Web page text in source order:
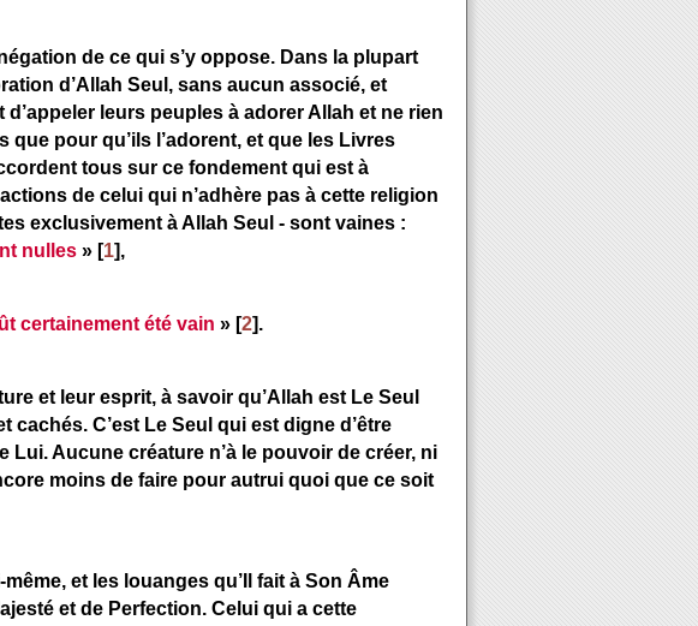
de ce qui s’y oppose. Dans la plupart
d’Allah Seul, sans aucun associé, et
leurs peuples à adorer Allah et ne rien
que pour qu’ils l’adorent, et que les Livres
tous sur ce fondement qui est à
de celui qui n’adhère pas à cette religion
exclusivement à Allah Seul - sont vaines :
nulles » [1],
certainement été vain » [2].
et leur esprit, à savoir qu’Allah est Le Seul
C’est Le Seul qui est digne d’être
Aucune créature n’à le pouvoir de créer, ni
moins de faire pour autrui quoi que ce soit
et les louanges qu’Il fait à Son Âme
et de Perfection. Celui qui a cette